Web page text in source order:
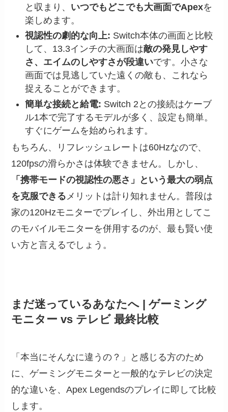
と収まり、 いつでもどこでも大画面でApexを
楽しめます。
視認性の劇的な向上: Switch本体の画面と比較
して、13.3インチの大画面は敵の発見しやす
さ、エイムのしやすさが段違いです。小さな
画面では見逃していた遠くの敵も、これなら
捉えることができます。
簡単な接続と給電: Switch 2との接続はケーブ
ル1本で完了するモデルが多く、設定も簡単。
すぐにゲームを始められます。
もちろん、リフレッシュレートは60Hzなので、
120fpsの滑らかさは体験できません。しかし、
「携帯モードの視認性の悪さ」という最大の弱点
を克服できるメリットは計り知れません。普段は
家の120Hzモニターでプレイし、外出用としてこ
のモバイルモニターを併用するのが、最も賢い使
い方と言えるでしょう。
まだ迷っているあなたへ | ゲーミング
モニター vs テレビ 最終比較
「本当にそんなに違うの？」と感じる方のため
に、ゲーミングモニターと一般的なテレビの決定
的な違いを、Apex Legendsのプレイに即して比較
します。